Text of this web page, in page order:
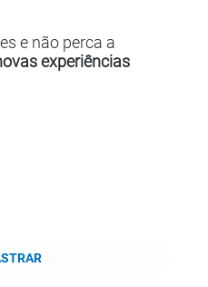
e não perca a
experiências